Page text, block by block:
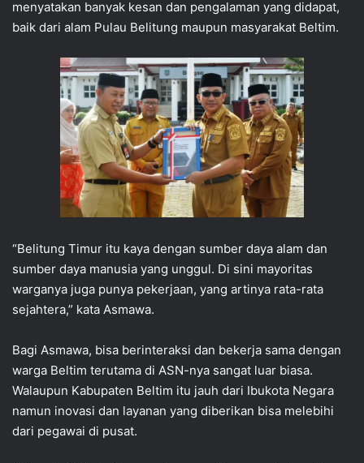
menyatakan banyak kesan dan pengalaman yang didapat,
baik dari alam Pulau Belitung maupun masyarakat Beltim.
“Belitung Timur itu kaya dengan sumber daya alam dan
sumber daya manusia yang unggul. Di sini mayoritas
warganya juga punya pekerjaan, yang artinya rata-rata
sejahtera,” kata Asmawa.
Bagi Asmawa, bisa berinteraksi dan bekerja sama dengan
warga Beltim terutama di ASN-nya sangat luar biasa.
Walaupun Kabupaten Beltim itu jauh dari Ibukota Negara
namun inovasi dan layanan yang diberikan bisa melebihi
dari pegawai di pusat.